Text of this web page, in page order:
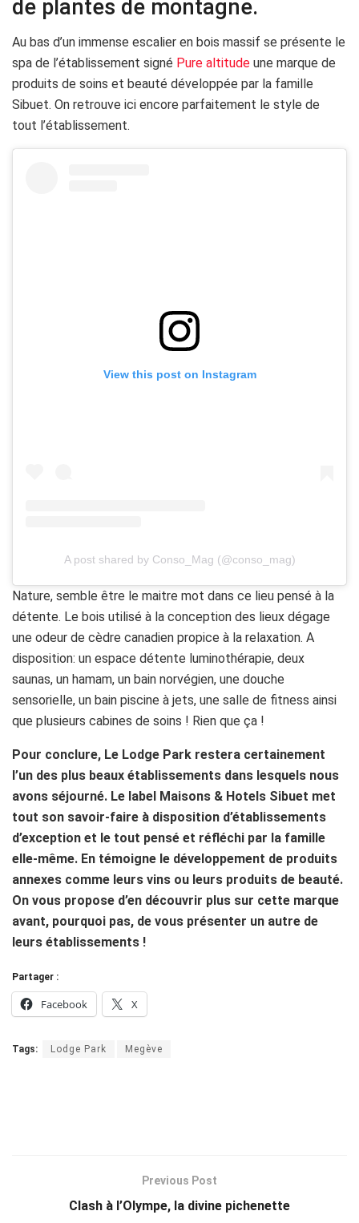
de plantes de montagne.
Au bas d’un immense escalier en bois massif se présente le
spa de l’établissement signé Pure altitude une marque de
produits de soins et beauté développée par la famille
Sibuet. On retrouve ici encore parfaitement le style de
tout l’établissement.
View this post on Instagram
A post shared by Conso_Mag (@conso_mag)
Nature, semble être le maitre mot dans ce lieu pensé à la
détente. Le bois utilisé à la conception des lieux dégage
une odeur de cèdre canadien propice à la relaxation. A
disposition: un espace détente luminothérapie, deux
saunas, un hamam, un bain norvégien, une douche
sensorielle, un bain piscine à jets, une salle de fitness ainsi
que plusieurs cabines de soins ! Rien que ça !
Pour conclure, Le Lodge Park restera certainement
l’un des plus beaux établissements dans lesquels nous
avons séjourné. Le label Maisons & Hotels Sibuet met
tout son savoir-faire à disposition d’établissements
d’exception et le tout pensé et réfléchi par la famille
elle-même. En témoigne le développement de produits
annexes comme leurs vins ou leurs produits de beauté.
On vous propose d’en découvrir plus sur cette marque
avant, pourquoi pas, de vous présenter un autre de
leurs établissements !
Partager :
Facebook X
Tags: Lodge Park Megève
Previous Post
Clash à l’Olympe, la divine pichenette